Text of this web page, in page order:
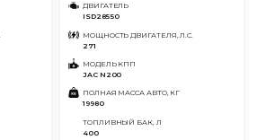
ДВИГАТЕЛЬ
ISD285 50
МОЩНОСТЬ ДВИГАТЕЛЯ, Л.С.
271
МОДЕЛЬ КПП
JAC N200
ПОЛНАЯ МАССА АВТО, КГ
19980
ТОПЛИВНЫЙ БАК, Л
400